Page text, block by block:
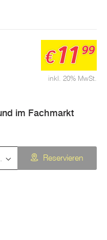
inkl. 20% MwSt.
€11 99
im Fachmarkt
Reservieren